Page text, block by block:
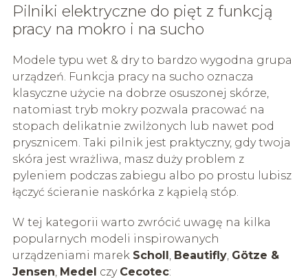
Pilniki elektryczne do pięt z funkcją
pracy na mokro i na sucho
Modele typu wet & dry to bardzo wygodna grupa
urządzeń. Funkcja pracy na sucho oznacza
klasyczne użycie na dobrze osuszonej skórze,
natomiast tryb mokry pozwala pracować na
stopach delikatnie zwilżonych lub nawet pod
prysznicem. Taki pilnik jest praktyczny, gdy twoja
skóra jest wrażliwa, masz duży problem z
pyleniem podczas zabiegu albo po prostu lubisz
łączyć ścieranie naskórka z kąpielą stóp.
W tej kategorii warto zwrócić uwagę na kilka
popularnych modeli inspirowanych
urządzeniami marek Scholl Beautifly, Götze &
Jensen Medel czy Cecotec: